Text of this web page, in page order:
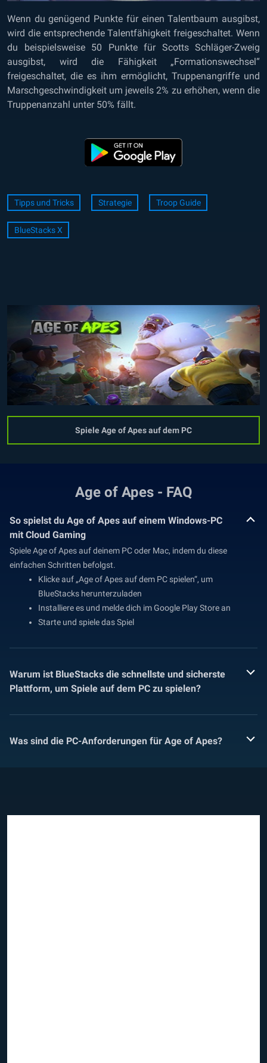
Wenn du genügend Punkte für einen Talentbaum ausgibst,
wird die entsprechende Talentfähigkeit freigeschaltet. Wenn
du beispielsweise 50 Punkte für Scotts Schläger-Zweig
ausgibst, wird die Fähigkeit „Formationswechsel“
freigeschaltet, die es ihm ermöglicht, Truppenangriffe und
Marschgeschwindigkeit um jeweils 2% zu erhöhen, wenn die
Truppenanzahl unter 50% fällt.
Tipps und Tricks Strategie Troop Guide
BlueStacks X
Spiele Age of Apes auf dem PC
Age of Apes - FAQ
So spielst du Age of Apes auf einem Windows-PC
mit Cloud Gaming
Spiele Age of Apes auf deinem PC oder Mac, indem du diese
einfachen Schritten befolgst.
Klicke auf „Age of Apes auf dem PC spielen“, um
BlueStacks herunterzuladen
Installiere es und melde dich im Google Play Store an
Starte und spiele das Spiel
Warum ist BlueStacks die schnellste und sicherste
Plattform, um Spiele auf dem PC zu spielen?
Was sind die PC-Anforderungen für Age of Apes?